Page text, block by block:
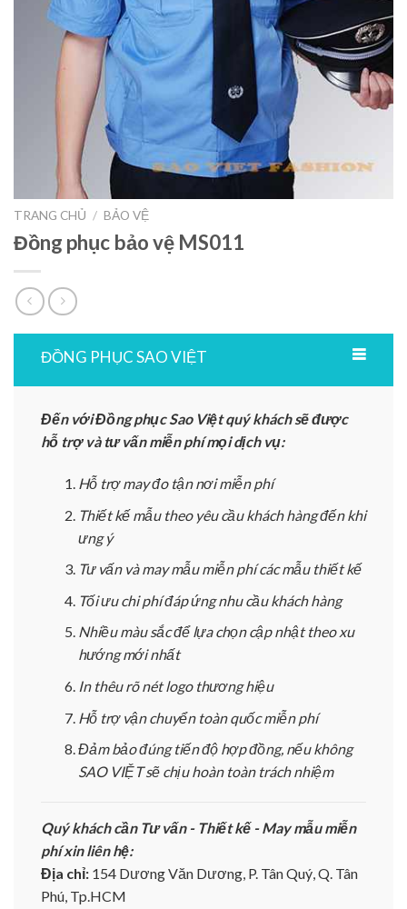
TRANG CHỦ / BẢO VỆ
Đồng phục bảo vệ MS011
ĐỒNG PHỤC SAO VIỆT
Đến với Đồng phục Sao Việt quý khách sẽ được
hỗ trợ và tư vấn miễn phí mọi dịch vụ:
Hỗ trợ may đo tận nơi miễn phí
Thiết kế mẫu theo yêu cầu khách hàng đến khi
ưng ý
Tư vấn và may mẫu miễn phí các mẫu thiết kế
Tối ưu chi phí đáp ứng nhu cầu khách hàng
Nhiều màu sắc để lựa chọn cập nhật theo xu
hướng mới nhất
In thêu rõ nét logo thương hiệu
Hỗ trợ vận chuyển toàn quốc miễn phí
Đảm bảo đúng tiến độ hợp đồng, nếu không
SAO VIỆT sẽ chịu hoàn toàn trách nhiệm
Quý khách cần Tư vấn - Thiết kế - May mẫu miễn
phí xin liên hệ:
Địa chỉ: 154 Dương Văn Dương, P. Tân Quý, Q. Tân
Phú, Tp.HCM